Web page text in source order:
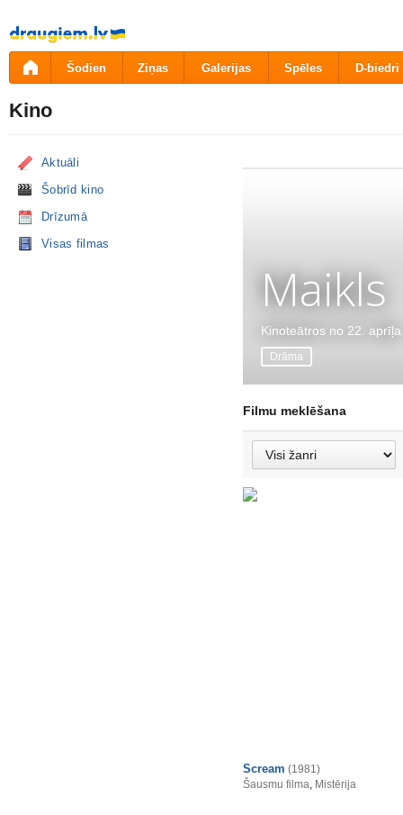
Pāriet
uz
saturu
Šodien Ziņas Galerijas Spēles D-biedri
Kino
Aktuāli
Šobrīd kino
Drīzumā
Visas filmas
Maikls
Kinoteātros no 22. aprīļa
Drāma
Filmu meklēšana
Scream (1981)
Šausmu filma, Mistērija